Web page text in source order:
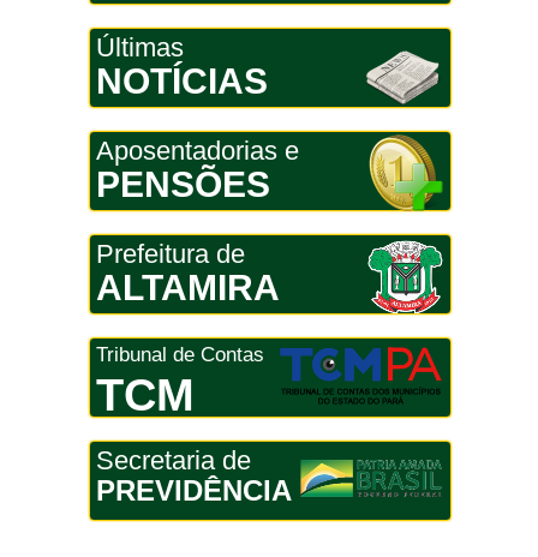
Últimas
NOTÍCIAS
Aposentadorias e
PENSÕES
Prefeitura de
ALTAMIRA
Tribunal de Contas
TCM
Secretaria de
PREVIDÊNCIA